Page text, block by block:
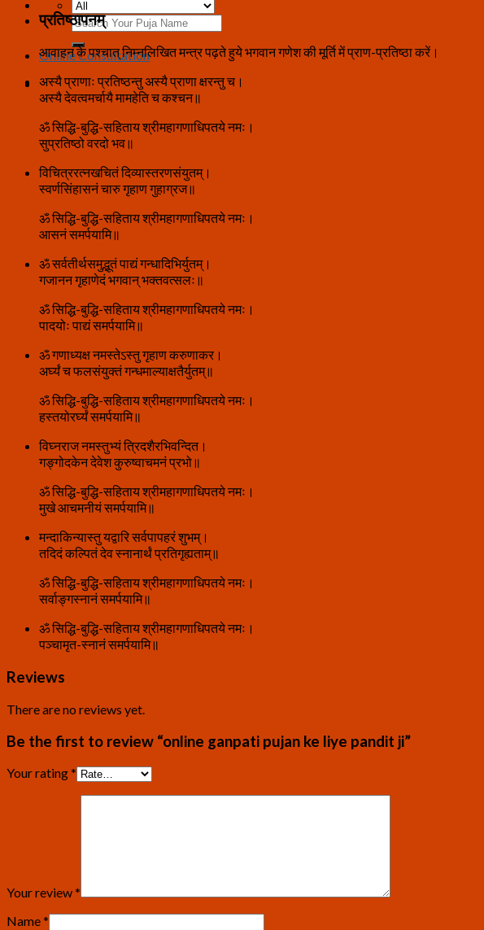
Search
for:
Online Consultation
प्रतिष्ठापनम्
आवाहन के पश्चात् निम्नलिखित मन्त्र पढ़ते हुये भगवान गणेश की मूर्ति में प्राण-प्रतिष्ठा करें।
अस्यै प्राणाः प्रतिष्ठन्तु अस्यै प्राणा क्षरन्तु च।
अस्यै देवत्वमर्चायै मामहेति च कश्चन॥
ॐ सिद्धि-बुद्धि-सहिताय श्रीमहागणाधिपतये नमः।
सुप्रतिष्ठो वरदो भव॥
विचित्ररत्नखचितं दिव्यास्तरणसंयुतम्।
स्वर्णसिंहासनं चारु गृहाण गुहाग्रज॥
ॐ सिद्धि-बुद्धि-सहिताय श्रीमहागणाधिपतये नमः।
आसनं समर्पयामि॥
ॐ सर्वतीर्थसमुद्भूतं पाद्यं गन्धादिभिर्युतम्।
गजानन गृहाणेदं भगवान् भक्तवत्सलः॥
ॐ सिद्धि-बुद्धि-सहिताय श्रीमहागणाधिपतये नमः।
पादयोः पाद्यं समर्पयामि॥
ॐ गणाध्यक्ष नमस्तेऽस्तु गृहाण करुणाकर।
अर्घ्यं च फलसंयुक्तं गन्धमाल्याक्षतैर्युतम्॥
ॐ सिद्धि-बुद्धि-सहिताय श्रीमहागणाधिपतये नमः।
हस्तयोरर्घ्यं समर्पयामि॥
विघ्नराज नमस्तुभ्यं त्रिदशैरभिवन्दित।
गङ्गोदकेन देवेश कुरुष्वाचमनं प्रभो॥
ॐ सिद्धि-बुद्धि-सहिताय श्रीमहागणाधिपतये नमः।
मुखे आचमनीयं समर्पयामि॥
मन्दाकिन्यास्तु यद्वारि सर्वपापहरं शुभम्।
तदिदं कल्पितं देव स्नानार्थं प्रतिगृह्यताम्॥
ॐ सिद्धि-बुद्धि-सहिताय श्रीमहागणाधिपतये नमः।
सर्वाङ्गस्नानं समर्पयामि॥
ॐ सिद्धि-बुद्धि-सहिताय श्रीमहागणाधिपतये नमः।
पञ्चामृत-स्नानं समर्पयामि॥
Reviews
There are no reviews yet.
Be the first to review “online ganpati pujan ke liye pandit ji”
Your rating*
Your review*
Name*